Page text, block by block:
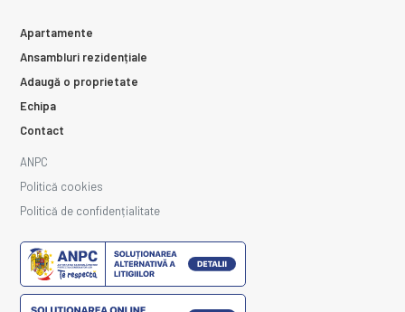
Apartamente
Ansambluri rezidențiale
Adaugă o proprietate
Echipa
Contact
ANPC
Politică cookies
Politică de confidențialitate